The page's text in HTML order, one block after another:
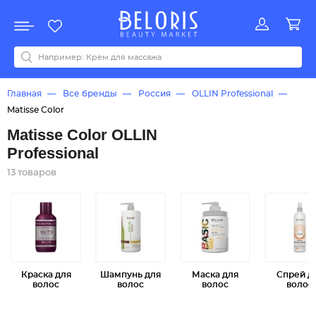
Акции
Все бренды
0-9ABCDEFGHIJKLMNOPQRSTUVWYZАБВДЗИМОКЛНПРСТУФ
Главная Все бренды Россия
OLLIN Professional
Matisse Color
Matisse Color OLLIN
Professional
13 товаров
Краска для
волос
Шампунь для
волос
Маска для
волос
Спрей
волос